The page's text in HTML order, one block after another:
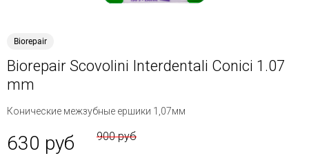
Biorepair
Biorepair Scovolini Interdentali Conici 1.07
mm
Конические межзубные ершики 1,07мм
630 руб 900 руб